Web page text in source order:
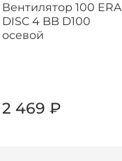
Вентилятор 100 ERA
DISC 4 BB D100
осевой
2 469 ₽